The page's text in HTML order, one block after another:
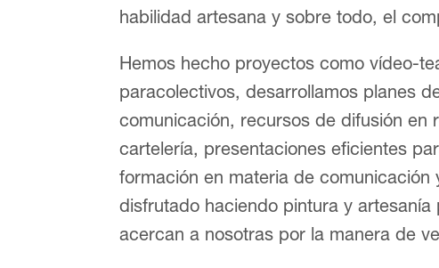
habilidad artesana y sobre todo, el
Hemos hecho proyectos como vídeo-
paracolectivos, desarrollamos planes
comunicación, recursos de difusión en
cartelería, presentaciones eficientes
formación en materia de
disfrutado haciendo pintura y
acercan a nosotras por la manera de